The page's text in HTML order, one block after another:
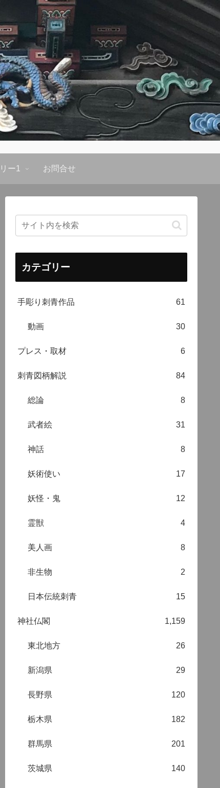
ー1 お問合せ
カテゴリー
手彫り刺青作品 61
動画 30
プレス・取材 6
刺青図柄解説 84
総論 8
武者絵 31
神話 8
妖術使い 17
妖怪・鬼 12
霊獣 4
美人画 8
非生物 2
日本伝統刺青 15
神社仏閣 1,159
東北地方 26
新潟県 29
長野県 120
栃木県 182
群馬県 201
茨城県 140